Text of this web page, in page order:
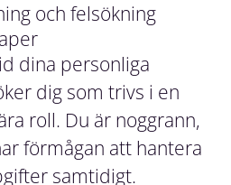
och felsökning
dina personliga
dig som trivs i en
roll. Du är noggrann,
förmågan att hantera
samtidigt.